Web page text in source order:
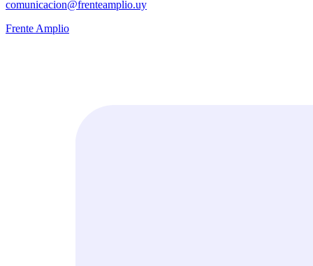
comunicacion@frenteamplio.uy
Frente Amplio